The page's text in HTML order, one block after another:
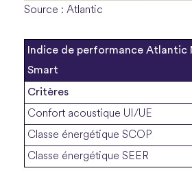
Source : Atlantic
Indice de performance Atlantic
Smart
Critères
Confort acoustique UI/UE
Classe énergétique SCOP
Classe énergétique SEER